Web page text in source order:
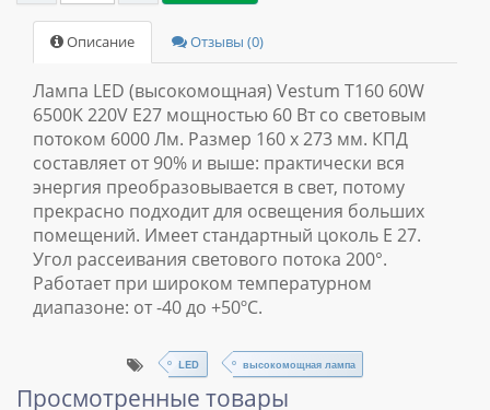
Описание Отзывы (0)
Лампа LED (высокомощная) Vestum T160 60W
6500K 220V E27 мощностью 60 Вт со световым
потоком 6000 Лм. Размер 160 х 273 мм. КПД
составляет от 90% и выше: практически вся
энергия преобразовывается в свет, потому
прекрасно подходит для освещения больших
помещений. Имеет стандартный цоколь Е 27.
Угол рассеивания светового потока 200°.
Работает при широком температурном
диапазоне: от -40 до +50ºС.
LED высокомощная лампа
Просмотренные товары